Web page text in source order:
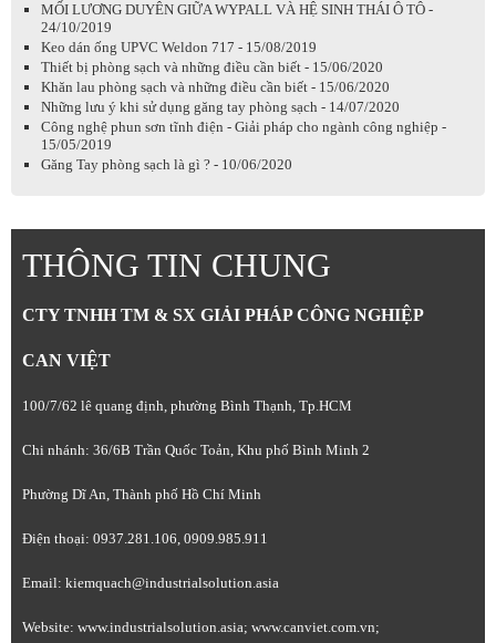
MỐI LƯƠNG DUYÊN GIỮA WYPALL VÀ HỆ SINH THÁI Ô TÔ -
24/10/2019
Keo dán ống UPVC Weldon 717 - 15/08/2019
Thiết bị phòng sạch và những điều cần biết - 15/06/2020
Khăn lau phòng sạch và những điều cần biết - 15/06/2020
Những lưu ý khi sử dụng găng tay phòng sạch - 14/07/2020
Công nghệ phun sơn tĩnh điện - Giải pháp cho ngành công nghiệp -
15/05/2019
Găng Tay phòng sạch là gì ? - 10/06/2020
THÔNG TIN CHUNG
CTY TNHH TM & SX GIẢI PHÁP CÔNG NGHIỆP
CAN VIỆT
100/7/62 lê quang định, phường Bình Thạnh, Tp.HCM
Chi nhánh: 36/6B Trần Quốc Toản, Khu phố Bình Minh 2
Phường Dĩ An, Thành phố Hồ Chí Minh
Điện thoại: 0937.281.106, 0909.985.911
Email: kiemquach@industrialsolution.asia
Website: www.industrialsolution.asia; www.canviet.com.vn;